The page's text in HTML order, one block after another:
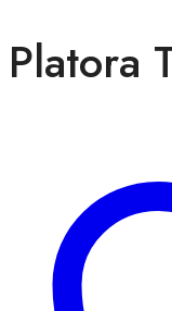
Platora